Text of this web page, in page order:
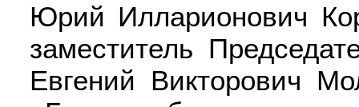
Юрий Илларионович
заместитель
Евгений Викторович